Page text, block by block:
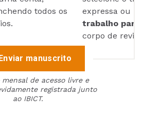
todos os
expressa ou
trabalho para
corpo de
manuscrito
mensal de acesso livre e
registrada junto
ao IBICT.